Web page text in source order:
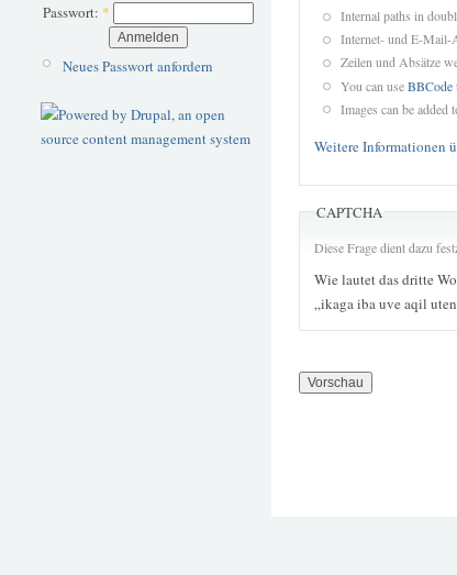
Passwort: *
Neues Passwort anfordern
Internal paths in
Internet- und E-Mail-
Zeilen und Absätze
You can useBBCode
Images can be added
Weitere Informationen
CAPTCHA
Diese Frage dient dazu
Wie lautet das dritte
„ikaga iba uve aqil